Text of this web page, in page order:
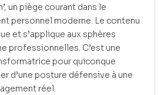
un piège courant dans le
personnel moderne. Le contenu
et s’applique aux sphères
professionnelles. C’est une
pour quiconque
d’une posture défensive à une
réel.